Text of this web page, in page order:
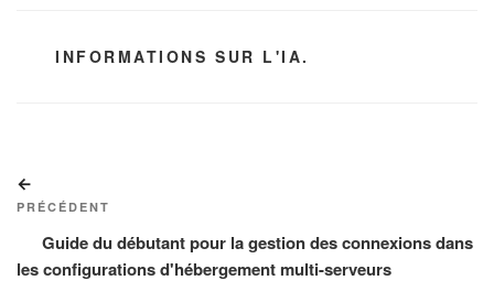
CATÉGORIES
INFORMATIONS SUR L'IA.
de
l’article
précédent
PRÉCÉDENT
Guide du débutant pour la gestion des connexions dans
les configurations d'hébergement multi-serveurs